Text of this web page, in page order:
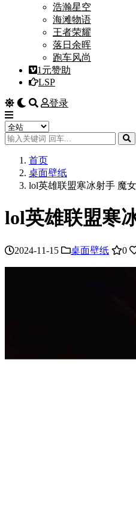
浩瀚星空
海滩物语
王者荣耀
落日余晖
跑车风尚
1元赞助
LSP
登录
首页
桌面壁纸
lol英雄联盟寒冰射手 魔
lol英雄联盟寒
2024-11-15 桌面壁纸 0